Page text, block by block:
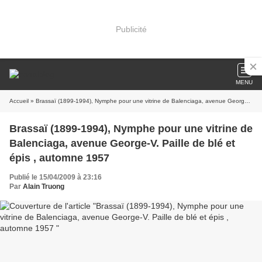
Publicité
MENU
Accueil » Brassaï (1899-1994), Nymphe pour une vitrine de Balenciaga, avenue George-V. Paille de blé et épis , automne 1957
Brassaï (1899-1994), Nymphe pour une vitrine de
Balenciaga, avenue George-V. Paille de blé et
épis , automne 1957
Publié le 15/04/2009 à 23:16
Par Alain Truong